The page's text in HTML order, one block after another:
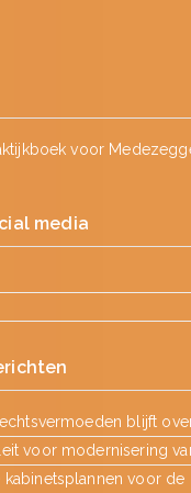
voor
media
blijft
voor modernisering
voor de